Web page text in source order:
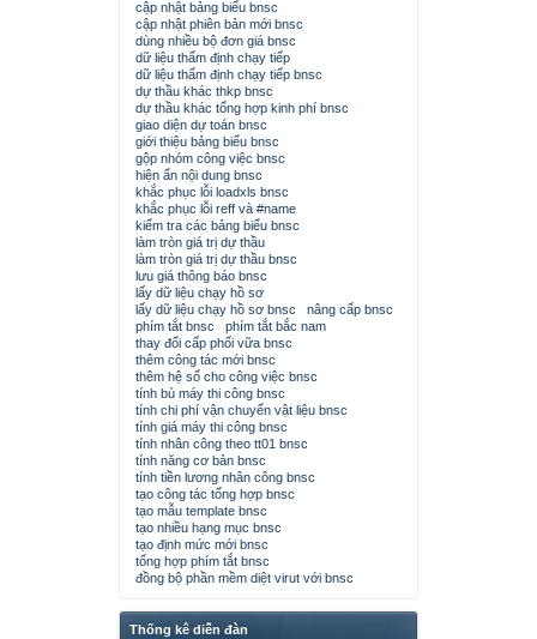
cập nhật bảng biểu bnsc
cập nhật phiên bản mới bnsc
dùng nhiều bộ đơn giá bnsc
dữ liệu thẩm định chạy tiếp
dữ liệu thẩm định chạy tiếp bnsc
dự thầu khác thkp bnsc
dự thầu khác tổng hợp kinh phí bnsc
giao diện dự toán bnsc
giới thiệu bảng biểu bnsc
gộp nhóm công việc bnsc
hiện ẩn nội dung bnsc
khắc phục lỗi loadxls bnsc
khắc phục lỗi reff và #name
kiểm tra các bảng biểu bnsc
làm tròn giá trị dự thầu
làm tròn giá trị dự thầu bnsc
lưu giá thông báo bnsc
lấy dữ liệu chạy hồ sơ
lấy dữ liệu chạy hồ sơ bnsc
nâng cấp bnsc
phím tắt bnsc
phím tắt bắc nam
thay đổi cấp phối vữa bnsc
thêm công tác mới bnsc
thêm hệ số cho công việc bnsc
tính bù máy thi công bnsc
tính chi phí vận chuyển vật liệu bnsc
tính giá máy thi công bnsc
tính nhân công theo tt01 bnsc
tính năng cơ bản bnsc
tính tiền lương nhân công bnsc
tạo công tác tổng hợp bnsc
tạo mẫu template bnsc
tạo nhiều hạng mục bnsc
tạo định mức mới bnsc
tổng hợp phím tắt bnsc
đồng bộ phần mềm diệt virut với bnsc
Thống kê diễn đàn